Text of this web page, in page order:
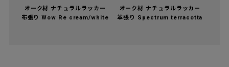
オーク材 ナチュラルラッカー
布張り Wow Re cream/white
オーク材 ナチュラルラッカー
革張り Spectrum terracotta